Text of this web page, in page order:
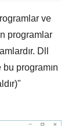
ve
programlar
Dll
bu programın
"